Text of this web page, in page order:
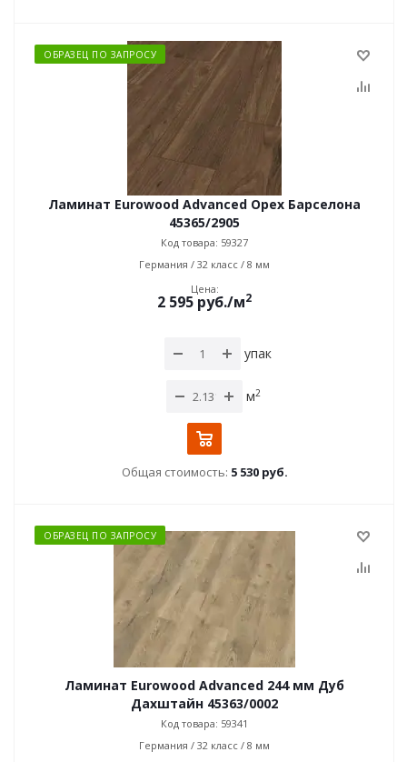
ОБРАЗЕЦ ПО ЗАПРОСУ
Ламинат Eurowood Advanced Орех Барселона
45365/2905
Код товара: 59327
Германия / 32 класс / 8 мм
Цена:
2 595 руб./м2
упак
м2
Общая стоимость: 5 530 руб.
ОБРАЗЕЦ ПО ЗАПРОСУ
Ламинат Eurowood Advanced 244 мм Дуб
Дахштайн 45363/0002
Код товара: 59341
Германия / 32 класс / 8 мм